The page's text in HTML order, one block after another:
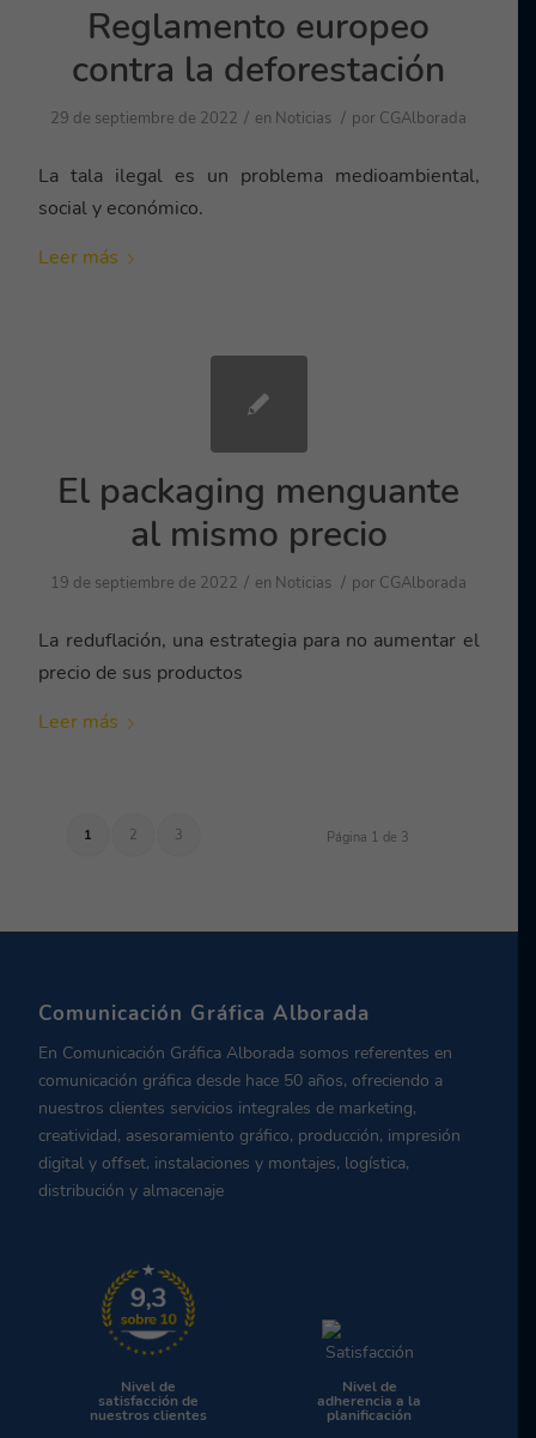
Reglamento europeo
contra la deforestación
29 de septiembre de 2022 / en Noticias / por CGAlborada
La tala ilegal es un problema medioambiental,
social y económico.
Leer más
El packaging menguante
al mismo precio
19 de septiembre de 2022 / en Noticias / por CGAlborada
La reduflación, una estrategia para no aumentar el
precio de sus productos
Leer más
Página 1 de 3
1 2 3
Comunicación Gráfica Alborada
En Comunicación Gráfica Alborada somos referentes en
comunicación gráfica desde hace 50 años, ofreciendo a
nuestros clientes servicios integrales de marketing,
creatividad, asesoramiento gráfico, producción, impresión
digital y offset, instalaciones y montajes, logística,
distribución y almacenaje
Nivel de
satisfacción de
nuestros clientes
Nivel de
adherencia a la
planificación